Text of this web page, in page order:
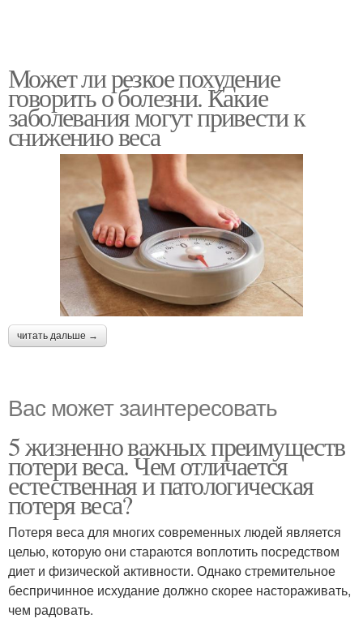
Может ли резкое похудение
говорить о болезни. Какие
заболевания могут привести к
снижению веса
читать дальше →
Вас может заинтересовать
5 жизненно важных преимуществ
потери веса. Чем отличается
естественная и патологическая
потеря веса?
Потеря веса для многих современных людей является
целью, которую они стараются воплотить посредством
диет и физической активности. Однако стремительное
беспричинное исхудание должно скорее настораживать,
чем радовать.